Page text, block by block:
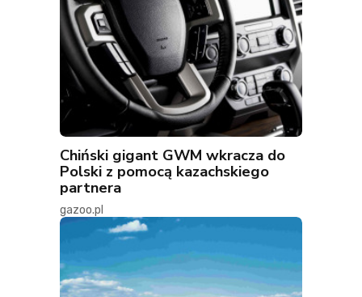
Chiński gigant GWM wkracza do
Polski z pomocą kazachskiego
partnera
gazoo.pl